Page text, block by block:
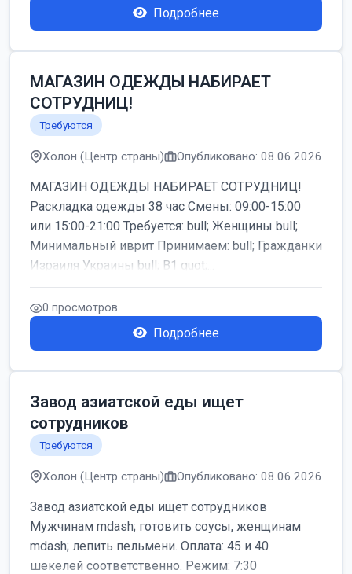
Подробнее
МАГАЗИН ОДЕЖДЫ НАБИРАЕТ
СОТРУДНИЦ!
Требуются
Холон (Центр страны) Опубликовано: 08.06.2026
МАГАЗИН ОДЕЖДЫ НАБИРАЕТ СОТРУДНИЦ!
Раскладка одежды 38 час Смены: 09:00-15:00
или 15:00-21:00 Требуется: bull; Женщины bull;
Минимальный иврит Принимаем: bull; Гражданки
Израиля Украины bull; B1 quot;...
0 просмотров
Подробнее
Завод азиатской еды ищет
сотрудников
Требуются
Холон (Центр страны) Опубликовано: 08.06.2026
Завод азиатской еды ищет сотрудников
Мужчинам mdash; готовить соусы, женщинам
mdash; лепить пельмени. Оплата: 45 и 40
шекелей соответственно. Режим: 7:30